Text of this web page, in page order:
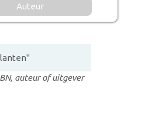
Auteur
auteur of uitgever